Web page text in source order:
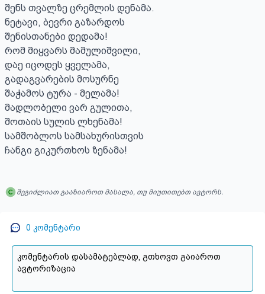
შენს თვალზე ცრემლის დენამა.
ნეტავი, ბევრი გაზარდოს
შენისთანები დედამა!
რომ მიყვარს მამულიშვილი,
დაე იცოდეს ყველამა,
გადაგვარების მოსურნე
შაჭამოს ტურა - მელამა!
მადლობელი ვარ გულითა,
შოთაის სულის ლხენამა!
სამშობლოს სამსახურისთვის
ჩანგი გიკურთხოს ზენამა!
შეგიძლიათ გააზიაროთ მასალა, თუ მიუთითებთ ავტორს.
0 კომენტარი